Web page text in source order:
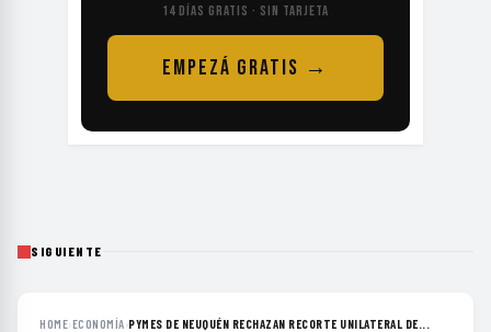
14 DÍAS GRATIS · SIN TARJETA
EMPEZÁ GRATIS →
SIGUIENTE
HOME›ECONOMÍA›PYMES DE NEUQUÉN RECHAZAN RECORTE UNILATERAL DE...